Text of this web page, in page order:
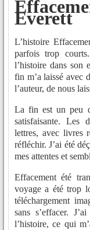
Everett
L’histoire
parfois trop
l’histoire dans son
fin m’a laissé avec
l’auteur, de nous
La fin est un peu
satisfaisante. Les
lettres, avec livres
réfléchir. J’ai été
mes attentes et
Effacement été
voyage a été trop
téléchargement
sans s’effacer.
l’histoire, ce qui